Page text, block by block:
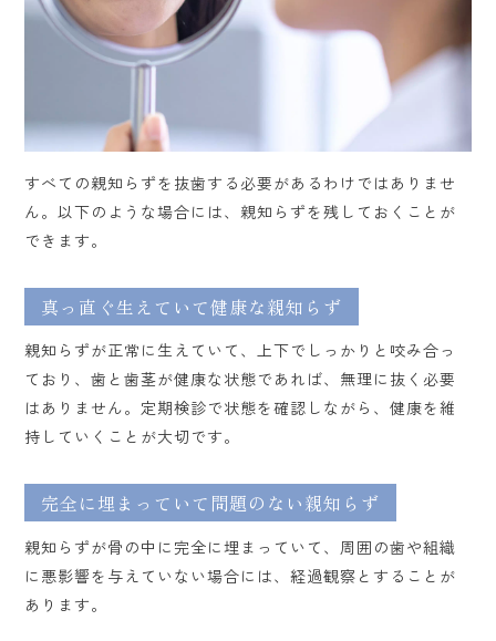
すべての親知らずを抜歯する必要があるわけではありませ
ん。以下のような場合には、親知らずを残しておくことが
できます。
真っ直ぐ生えていて健康な親知らず
親知らずが正常に生えていて、上下でしっかりと咬み合っ
ており、歯と歯茎が健康な状態であれば、無理に抜く必要
はありません。定期検診で状態を確認しながら、健康を維
持していくことが大切です。
完全に埋まっていて問題のない親知らず
親知らずが骨の中に完全に埋まっていて、周囲の歯や組織
に悪影響を与えていない場合には、経過観察とすることが
あります。